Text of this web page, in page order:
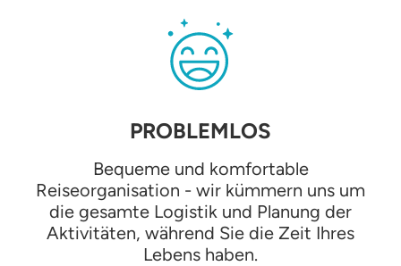
PROBLEMLOS
Bequeme und komfortable
Reiseorganisation - wir kümmern uns um
die gesamte Logistik und Planung der
Aktivitäten, während Sie die Zeit Ihres
Lebens haben.